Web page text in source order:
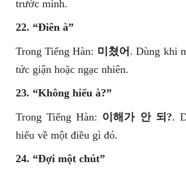
trước mình.
22. “Điên à”
Trong Tiếng Hàn: 미쳤어 . Dùng khi
tức giận hoặc ngạc nhiên.
23. “Không hiểu à?”
Trong Tiếng Hàn: 이해가 안 되?.
hiểu về một điều gì đó.
24. “Đợi một chút”